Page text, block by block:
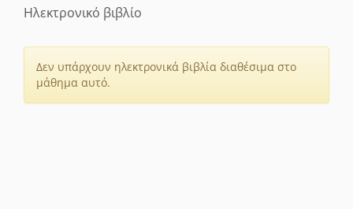
Ηλεκτρονικό βιβλίο
Δεν υπάρχουν ηλεκτρονικά βιβλία διαθέσιμα στο
μάθημα αυτό.